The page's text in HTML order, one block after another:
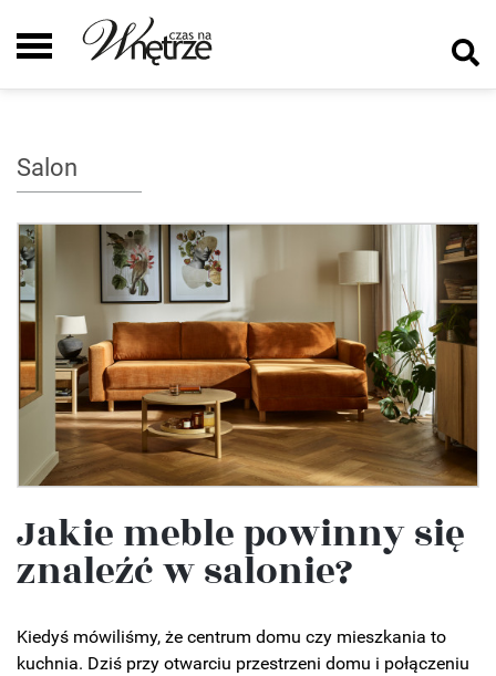
Salon
Jakie meble powinny się
znaleźć w salonie?
Kiedyś mówiliśmy, że centrum domu czy mieszkania to
kuchnia. Dziś przy otwarciu przestrzeni domu i połączeniu